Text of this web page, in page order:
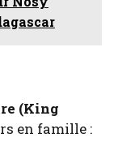
(King
en famille :